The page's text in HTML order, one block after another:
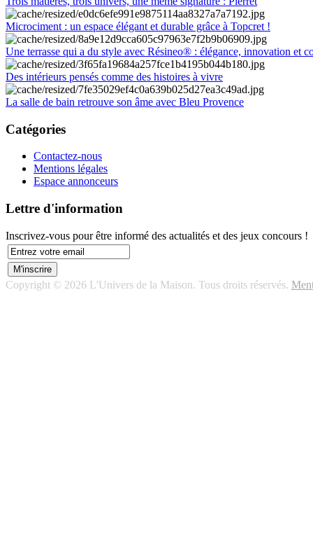
Microciment : un espace élégant et durable grâce à Topcret !
Une terrasse qui a du style avec Résineo® : élégance, innovation et
Des intérieurs pensés comme des histoires à vivre
La salle de bain retrouve son âme avec Bleu Provence
Catégories
Contactez-nous
Mentions légales
Espace annonceurs
Lettre d'information
Inscrivez-vous pour être informé des actualités et des jeux concours !
Copyright © 2026 L'Univers de la Maison. Tous droits réservés.